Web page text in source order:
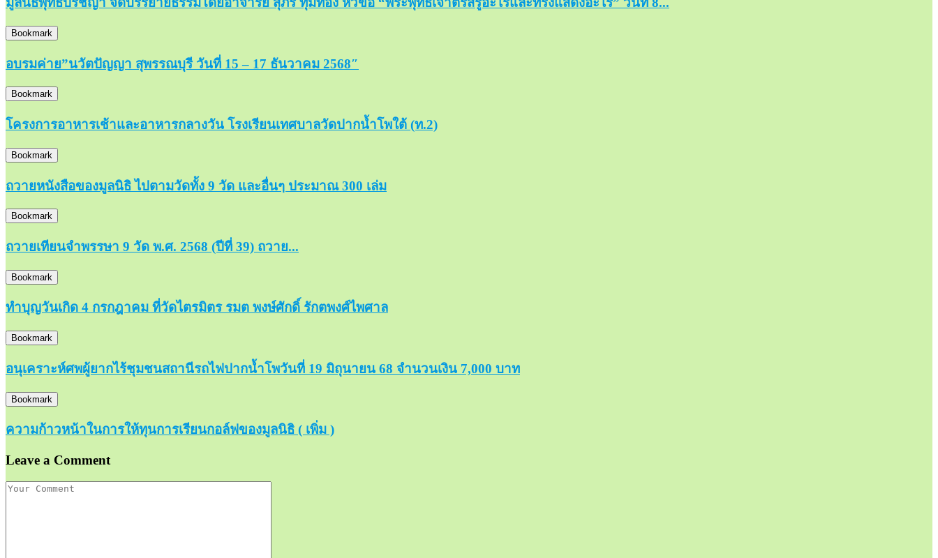
Bookmark
อบรมค่าย”นวัตปัญญา สุพรรณบุรี วันที่ 15 – 17 ธันวาคม 2568″
Bookmark
โครงการอาหารเช้าและอาหารกลางวัน โรงเรียนเทศบาลวัดปากน้ำโพใต้ (ท.2)
Bookmark
ถวายหนังสือของมูลนิธิ ไปตามวัดทั้ง 9 วัด และอื่นๆ ประมาณ 300 เล่ม
Bookmark
ถวายเทียนจำพรรษา 9 วัด พ.ศ. 2568 (ปีที่ 39) ถวาย...
Bookmark
ทำบุญวันเกิด 4 กรกฎาคม ที่วัดไตรมิตร รมต พงษ์ศักดิ์ รักตพงศ์ไพศาล
Bookmark
อนุเคราะห์ศพผู้ยากไร้ชุมชนสถานีรถไฟปากน้ำโพวันที่ 19 มิถุนายน 68 จำนวนเงิน 7,000 บาท
Bookmark
ความก้าวหน้าในการให้ทุนการเรียนกอล์ฟของมูลนิธิ ( เพิ่ม )
Leave a Comment